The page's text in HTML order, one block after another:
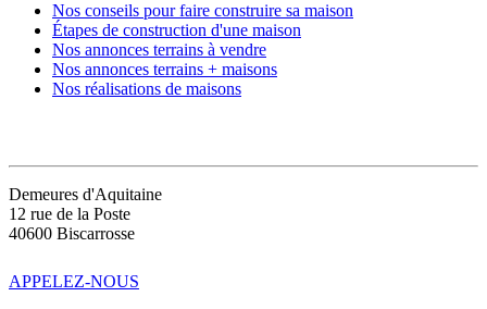
Nos conseils pour faire construire sa maison
Étapes de construction d'une maison
Nos annonces terrains à vendre
Nos annonces terrains + maisons
Nos réalisations de maisons
Demeures d'Aquitaine
12 rue de la Poste
40600 Biscarrosse
APPELEZ-NOUS